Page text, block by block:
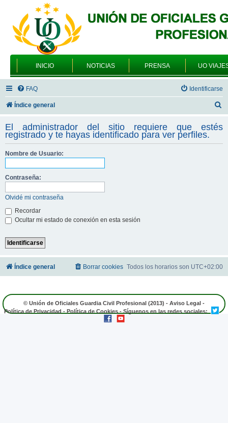
INICIO NOTICIAS PRENSA UO
FAQ Identificarse
Índice general
s
c
El administrador del sitio requiere que estés
registrado y te hayas identificado para ver perfiles.
Nombre de Usuario:
Contraseña:
Olvidé mi contraseña
Recordar
Ocultar mi estado de conexión en esta sesión
Índice general Todos los horarios son UTC+02:00
Borrar cookies
© Unión de Oficiales Guardia Civil Profesional (2013) - Aviso Legal -
Política de Privacidad - Política de Cookies - Síguenos en las redes sociales: